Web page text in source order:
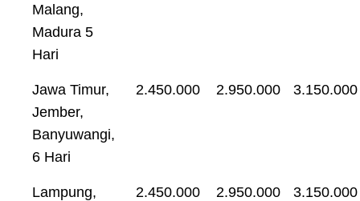
Malang,
Madura 5
Hari
Jawa Timur,
Jember,
Banyuwangi,
6 Hari
2.450.000 2.950.000 3.150.000
Lampung,
2.450.000 2.950.000 3.150.000